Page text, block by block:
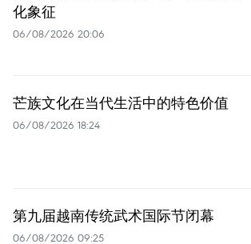
化象征
06/08/2026 20:06
芒族文化在当代生活中的特色价值
06/08/2026 18:24
第九届越南传统武术国际节闭幕
06/08/2026 09:25